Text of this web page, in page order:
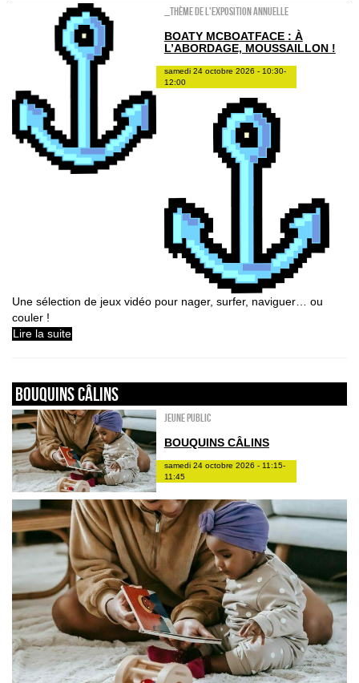
_Thème de l'exposition annuelle
BOATY MCBOATFACE : À
L’ABORDAGE, MOUSSAILLON !
samedi 24 octobre 2026 - 10:30-
12:00
Une sélection de jeux vidéo pour nager, surfer, naviguer… ou
couler !
Lire la suite
Bouquins câlins
Jeune public
BOUQUINS CÂLINS
samedi 24 octobre 2026 - 11:15-
11:45